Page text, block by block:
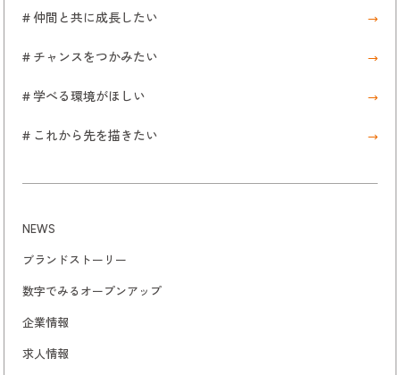
# 仲間と共に成長したい
# チャンスをつかみたい
# 学べる環境がほしい
# これから先を描きたい
NEWS
ブランドストーリー
数字でみるオープンアップ
企業情報
求人情報